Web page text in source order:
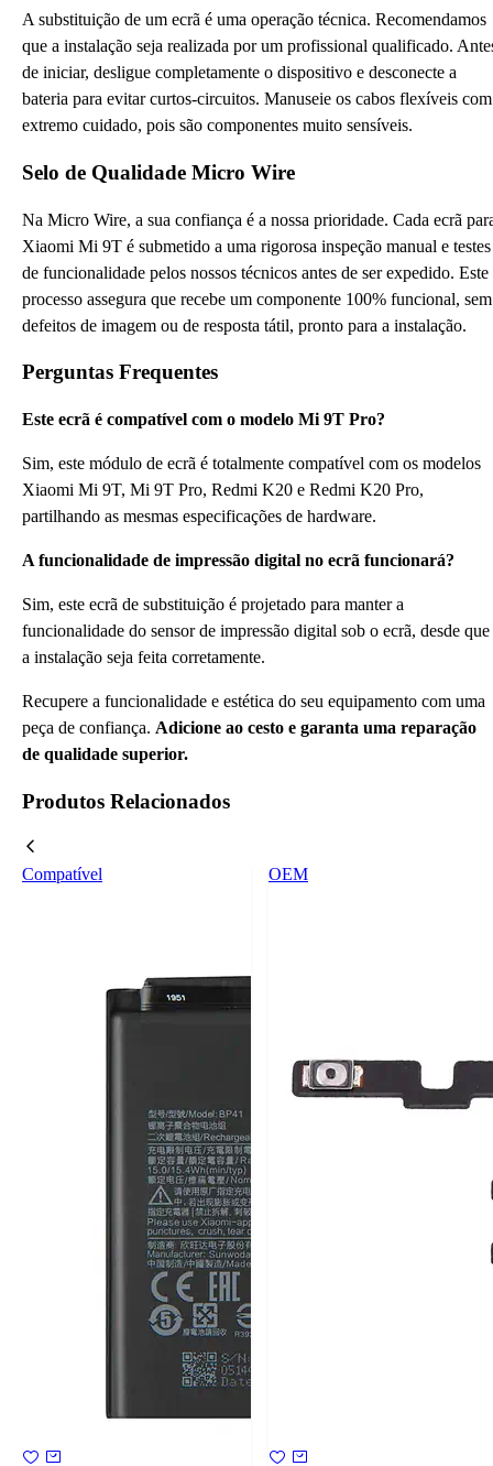
A substituição de um ecrã é uma operação técnica. Recomendamos
que a instalação seja realizada por um profissional qualificado.
de iniciar, desligue completamente o dispositivo e desconecte a
bateria para evitar curtos-circuitos. Manuseie os cabos flexíveis com
extremo cuidado, pois são componentes muito sensíveis.
Selo de Qualidade Micro Wire
Na Micro Wire, a sua confiança é a nossa prioridade. Cada ecrã
Xiaomi Mi 9T é submetido a uma rigorosa inspeção manual e testes
de funcionalidade pelos nossos técnicos antes de ser expedido. Este
processo assegura que recebe um componente 100% funcional, sem
defeitos de imagem ou de resposta tátil, pronto para a instalação.
Perguntas Frequentes
Este ecrã é compatível com o modelo Mi 9T Pro?
Sim, este módulo de ecrã é totalmente compatível com os modelos
Xiaomi Mi 9T, Mi 9T Pro, Redmi K20 e Redmi K20 Pro,
partilhando as mesmas especificações de hardware.
A funcionalidade de impressão digital no ecrã funcionará?
Sim, este ecrã de substituição é projetado para manter a
funcionalidade do sensor de impressão digital sob o ecrã, desde que
a instalação seja feita corretamente.
Recupere a funcionalidade e estética do seu equipamento com uma
peça de confiança. Adicione ao cesto e garanta uma reparação
de qualidade superior.
Produtos Relacionados
Compatível OEM